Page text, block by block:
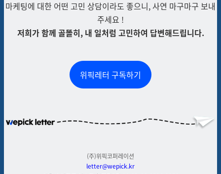
마케팅에 대한 어떤 고민 상담이라도 좋으니, 사연 마구마구 보내
주세요 !
저희가 함께 골똘히, 내 일처럼 고민하여 답변해드립니다.
위픽레터 구독하기
(주)위픽코퍼레이션
letter@wepick.kr